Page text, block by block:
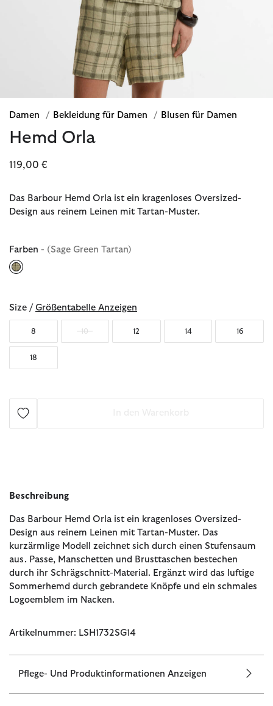
Damen / Bekleidung für Damen / Blusen für Damen
Hemd Orla
119,00 €
Das Barbour Hemd Orla ist ein kragenloses Oversized-
Design aus reinem Leinen mit Tartan-Muster.
Farben - (Sage Green Tartan)
Size / Größentabelle Anzeigen
8 10 12 14 16
18
Beschreibung
Das Barbour Hemd Orla ist ein kragenloses Oversized-
Design aus reinem Leinen mit Tartan-Muster. Das
kurzärmlige Modell zeichnet sich durch einen Stufensaum
aus. Passe, Manschetten und Brusttaschen bestechen
durch ihr Schrägschnitt-Material. Ergänzt wird das luftige
Sommerhemd durch gebrandete Knöpfe und ein schmales
Logoemblem im Nacken.
Artikelnummer: LSH1732SG14
Pflege- Und Produktinformationen Anzeigen